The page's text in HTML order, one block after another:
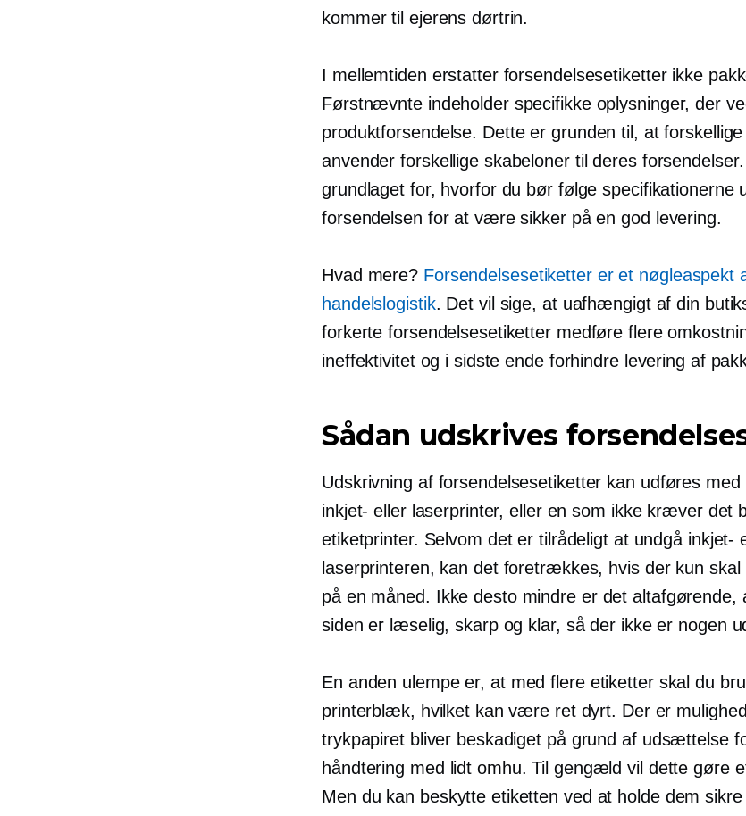
kommer til ejerens dørtrin.
I mellemtiden erstatter forsendelsesetiketter ikke
Førstnævnte indeholder specifikke oplysninger, der
produktforsendelse. Dette er grunden til, at
anvender forskellige skabeloner til deres
grundlaget for, hvorfor du bør følge specifikationerne
forsendelsen for at være sikker på en god levering.
Hvad mere? Forsendelsesetiketter er et nøgleaspekt
handelslogistik. Det vil sige, at uafhængigt af din
forkerte forsendelsesetiketter medføre flere
ineffektivitet og i sidste ende forhindre levering af
Sådan udskrives
Udskrivning af forsendelsesetiketter kan udføres med
inkjet- eller laserprinter, eller en som ikke kræver det
etiketprinter. Selvom det er tilrådeligt at undgå inkjet-
laserprinteren, kan det foretrækkes, hvis der kun
på en måned. Ikke desto mindre er det altafgørende,
siden er læselig, skarp og klar, så der ikke er nogen
En anden ulempe er, at med flere etiketter skal du
printerblæk, hvilket kan være ret dyrt. Der er
trykpapiret bliver beskadiget på grund af udsættelse
håndtering med lidt omhu. Til gengæld vil dette gøre
Men du kan beskytte etiketten ved at holde dem